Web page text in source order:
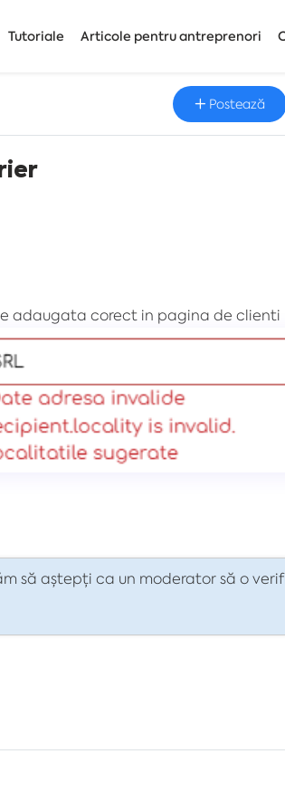
Tutoriale Articole pentru antreprenori
Postează
adaugata corect in pagina de clienti
să aștepți ca un moderator să o